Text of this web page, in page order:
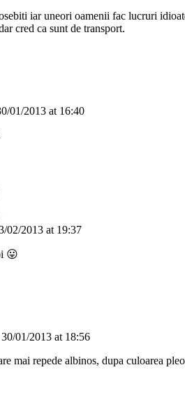
iar uneori oamenii fac lucruri
cred ca sunt de transport.
01/2013 at 16:40
02/2013 at 19:37
😛
01/2013 at 18:56
mai repede albinos, dupa culoarea